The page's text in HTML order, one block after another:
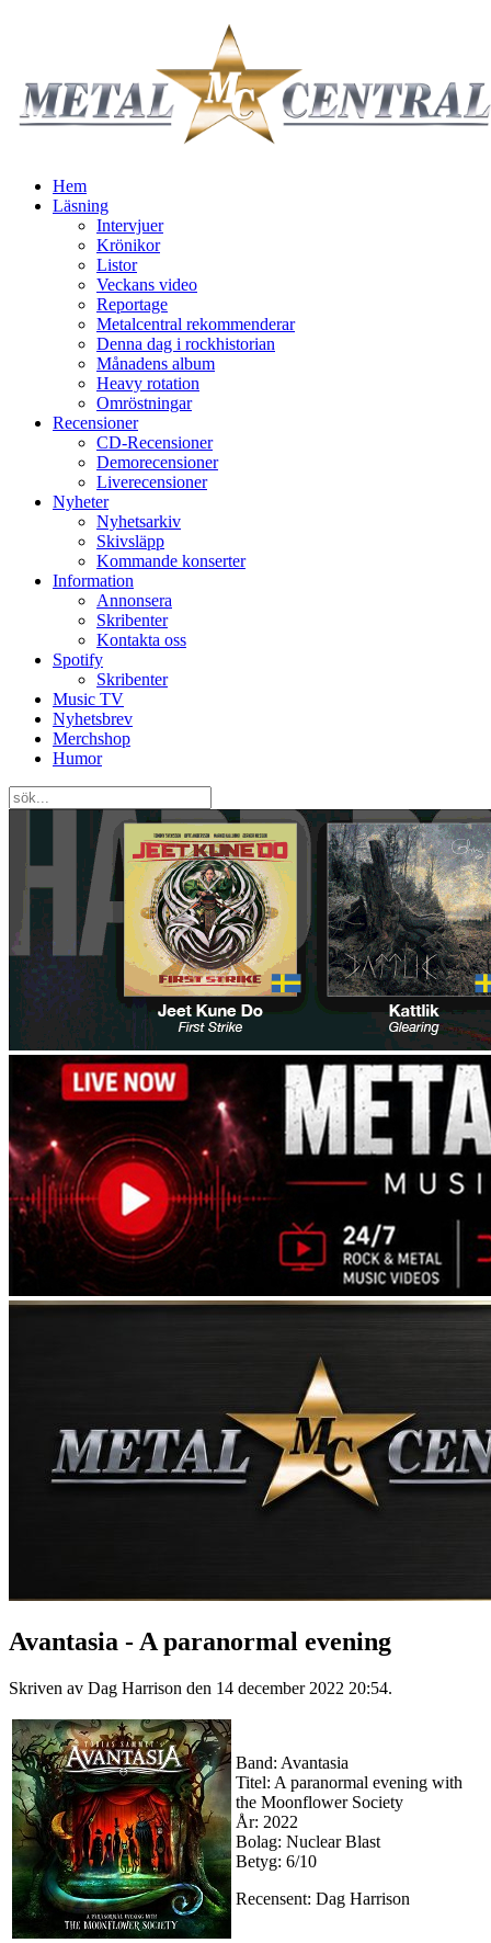
Hem
Läsning
Intervjuer
Krönikor
Listor
Veckans video
Reportage
Metalcentral rekommenderar
Denna dag i rockhistorian
Månadens album
Heavy rotation
Omröstningar
Recensioner
CD-Recensioner
Demorecensioner
Liverecensioner
Nyheter
Nyhetsarkiv
Skivsläpp
Kommande konserter
Information
Annonsera
Skribenter
Kontakta oss
Spotify
Skribenter
Music TV
Nyhetsbrev
Merchshop
Humor
Avantasia - A paranormal evening
Skriven av Dag Harrison den 14 december 2022 20:54.
Band: Avantasia
Titel: A paranormal evening with
the Moonflower Society
År: 2022
Bolag: Nuclear Blast
Betyg: 6/10
Recensent: Dag Harrison